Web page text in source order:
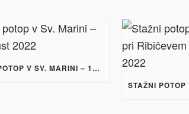
STAŽNI POTOP V SV. MARINI – 13. AVGUST 2022